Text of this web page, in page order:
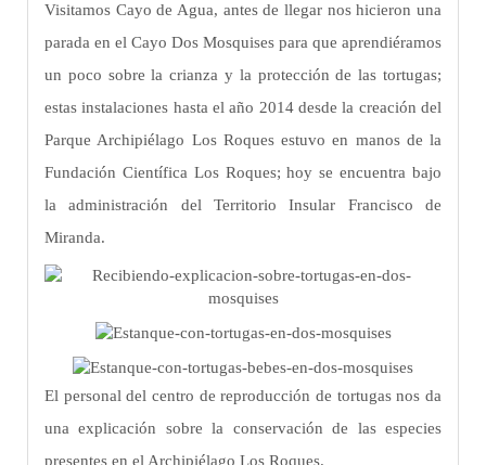
Visitamos Cayo de Agua, antes de llegar nos hicieron una
parada en el Cayo Dos Mosquises para que aprendiéramos
un poco sobre la crianza y la protección de las tortugas;
estas instalaciones hasta el año 2014 desde la creación del
Parque Archipiélago Los Roques estuvo en manos de la
Fundación Científica Los Roques; hoy se encuentra bajo
la administración del Territorio Insular Francisco de
Miranda.
El personal del centro de reproducción de tortugas nos da
una explicación sobre la conservación de las especies
presentes en el Archipiélago Los Roques.